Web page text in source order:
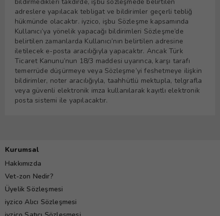
adreslere yapılacak tebligat ve bildirimler geçerli tebliğ
hükmünde olacaktır. iyzico, işbu Sözleşme kapsamında
Kullanıcı’ya yönelik yapacağı bildirimleri Sözleşme’de
belirtilen zamanlarda Kullanıcı’nın belirtilen adresine
iletilecek e-posta aracılığıyla yapacaktır. Ancak Türk
Ticaret Kanunu’nun 18/3 maddesi uyarınca, karşı tarafı
temerrüde düşürmeye veya Sözleşme’yi feshetmeye ilişkin
bildirimler, noter aracılığıyla, taahhütlü mektupla, telgrafla
veya güvenli elektronik imza kullanılarak kayıtlı elektronik
posta sistemi ile yapılacaktır.
Kurumsal
Hakkımızda
Vet-zon Nedir?
Üyelik Sözleşmesi
iyzico Alıcı Sözleşmesi